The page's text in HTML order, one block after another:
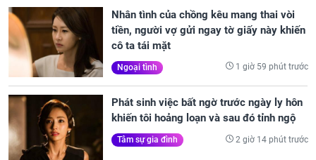
Nhân tình của chồng kêu mang thai vòi
tiền, người vợ gửi ngay tờ giấy này khiến
cô ta tái mặt
Ngoại tình 1 giờ 59 phút trước
Phát sinh việc bất ngờ trước ngày ly hôn
khiến tôi hoảng loạn và sau đó tỉnh ngộ
Tâm sự gia đình 2 giờ 14 phút trước